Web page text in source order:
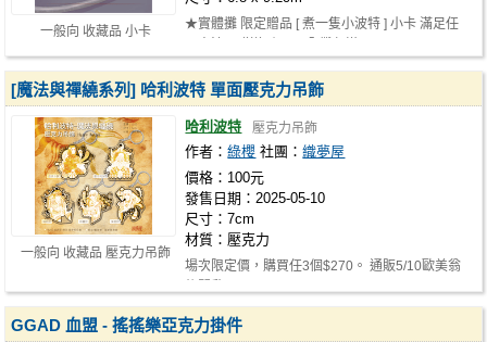
一般向 收藏品 小卡
★實體攤 限定贈品 [ 煮一隻小波特 ] 小卡 滿足任
一般向 收藏品 壓克力吊飾
[魔法與禪繞系列] 哈利波特 單面壓克力吊飾
哈利波特 壓克力吊飾
作者：綠櫻 社團：織夢屋
價格：100元
發售日期：2025-05-10
尺寸：7cm
材質：壓克力
場次限定價，購買任3個$270。 通販5/10歐美翁
GGAD 血盟 - 搖搖樂亞克力掛件